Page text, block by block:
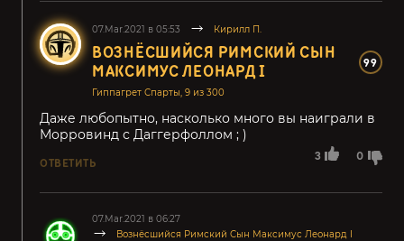
07.Mar.2021 в 05:53 Кирилл П.
ВОЗНЁСШИЙСЯ РИМСКИЙ СЫН
МАКСИМУС ЛЕОНАРД I
99
Гиппагрет Спарты, 9 из 300
3 0
Даже любопытно, насколько много вы наиграли в
Морровинд с Даггерфоллом ; )
ОТВЕТИТЬ
07.Mar.2021 в 06:27
Вознёсшийся Римский Сын Максимус Леонард I